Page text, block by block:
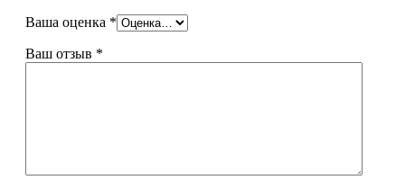
Ваша оценка *
Ваш отзыв *